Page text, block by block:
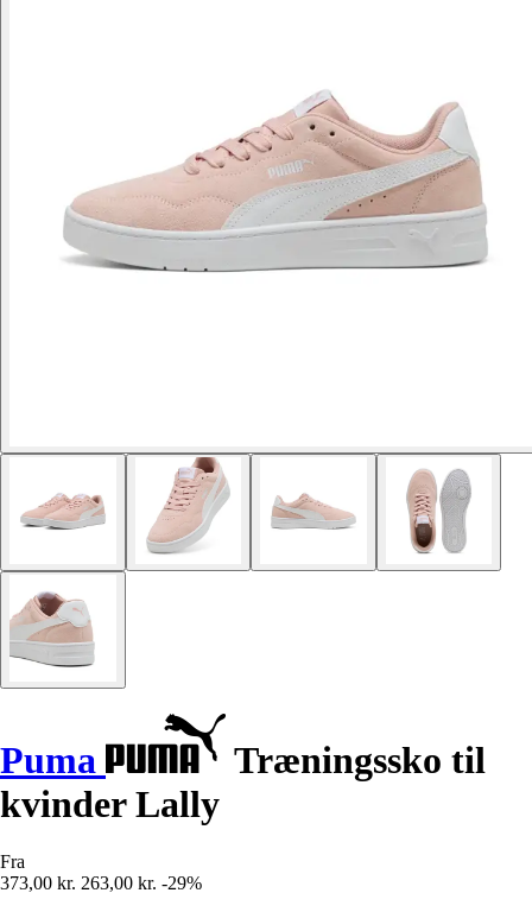
Puma
Træningssko til
kvinder Lally
Fra
373,00 kr. 263,00 kr. -29%